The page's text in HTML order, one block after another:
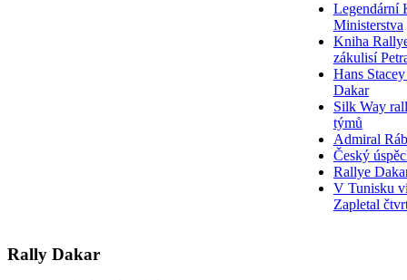
Legendární
Ministerstva
Kniha
zákulisí
Hans
Dakar
Silk Way
týmů
Admiral
Český
Rallye
V Tunisku
Zapletal
Rally Dakar